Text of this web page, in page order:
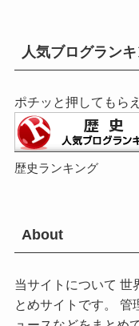
人気ブログラン
ポチッと押してもら
歴史ランキング
About
当サイトについて 世
とめサイトです。 管